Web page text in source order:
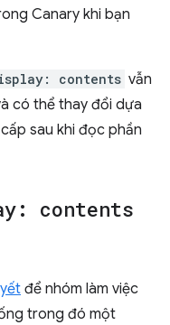
Canary khi bạn
contents vẫn
có thể thay đổi dựa
sau khi đọc phần
contents
để nhóm làm việc
trong đó một